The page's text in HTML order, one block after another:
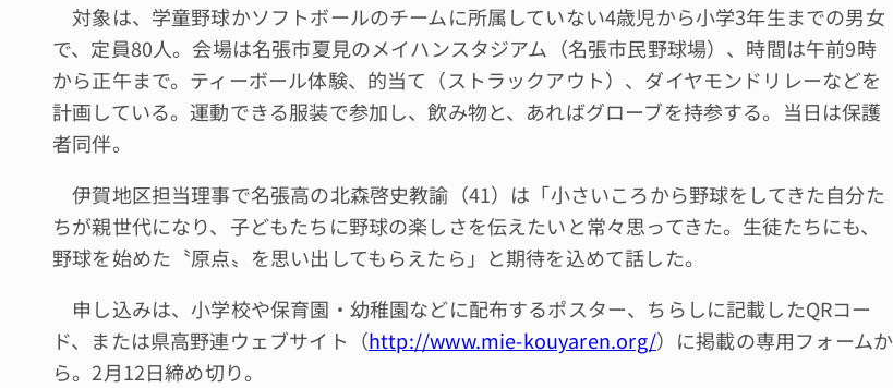
対象は、学童野球かソフトボールのチームに所属していない4歳児から小学3年生までの男女
で、定員80人。会場は名張市夏見のメイハンスタジアム（名張市民野球場）、時間は午前9時
から正午まで。ティーボール体験、的当て（ストラックアウト）、ダイヤモンドリレーなどを
計画している。運動できる服装で参加し、飲み物と、あればグローブを持参する。当日は保護
者同伴。
伊賀地区担当理事で名張高の北森啓史教諭（41）は「小さいころから野球をしてきた自分た
ちが親世代になり、子どもたちに野球の楽しさを伝えたいと常々思ってきた。生徒たちにも、
野球を始めた〝原点〟を思い出してもらえたら」と期待を込めて話した。
申し込みは、小学校や保育園・幼稚園などに配布するポスター、ちらしに記載したQRコー
ド、または県高野連ウェブサイト（http://www.mie-kouyaren.org/）に掲載の専用フォームか
ら。2月12日締め切り。